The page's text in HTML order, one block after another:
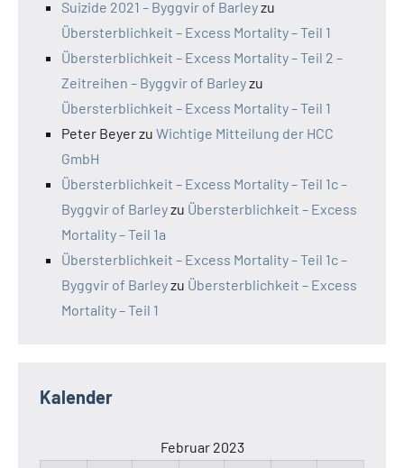
Suizide 2021 – Byggvir of Barleyzu
Übersterblichkeit – Excess Mortality – Teil 1
Übersterblichkeit – Excess Mortality – Teil 2 –
Zeitreihen – Byggvir of Barleyzu
Übersterblichkeit – Excess Mortality – Teil 1
Peter Beyerzu Wichtige Mitteilung der HCC
GmbH
Übersterblichkeit – Excess Mortality – Teil 1c –
Byggvir of Barleyzu Übersterblichkeit – Excess
Mortality – Teil 1a
Übersterblichkeit – Excess Mortality – Teil 1c –
Byggvir of Barleyzu Übersterblichkeit – Excess
Mortality – Teil 1
Kalender
Februar 2023